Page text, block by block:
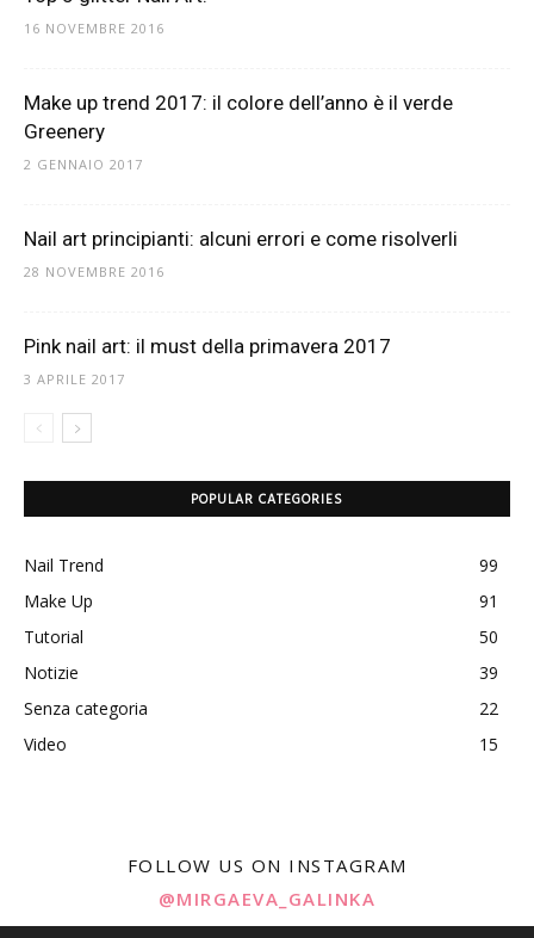
16 NOVEMBRE 2016
Make up trend 2017: il colore dell’anno è il verde
Greenery
2 GENNAIO 2017
Nail art principianti: alcuni errori e come risolverli
28 NOVEMBRE 2016
Pink nail art: il must della primavera 2017
3 APRILE 2017
POPULAR CATEGORIES
Nail Trend
99
Make Up
91
Tutorial
50
Notizie
39
Senza categoria
22
Video
15
FOLLOW US ON INSTAGRAM
@MIRGAEVA_GALINKA